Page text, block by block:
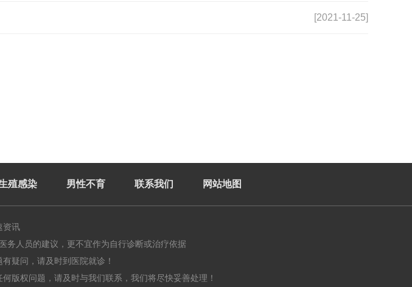
[2021-11-25]
殖感染 男性不育 联系我们 网站地图
资讯
务人员的建议，更不宜作为自行诊断或治疗依据
疑问，请及时到医院就诊！
版权问题，请及时与我们联系，我们将尽快妥善处理！